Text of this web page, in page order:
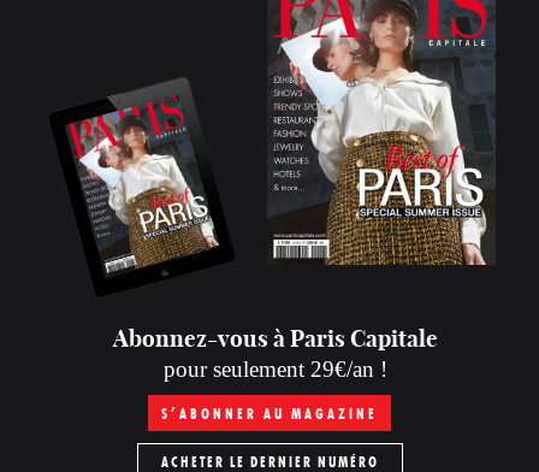
Abonnez-vous à Paris Capitale
pour seulement 29€/an !
S’ABONNER AU MAGAZINE
ACHETER LE DERNIER NUMÉRO